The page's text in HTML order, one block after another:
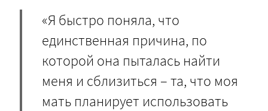
«Я быстро поняла, что
единственная причина, по
которой она пыталась найти
меня и сблизиться – та, что моя
мать планирует использовать